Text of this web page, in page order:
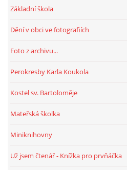
HRY, KVÍZY, VZDĚLÁVÁNÍ ON-LINE
© 2026 eStránky.cz | RSS|WebSlice
Základní škola
Dění v obci ve fotografiích
Foto z archivu...
Perokresby Karla Koukola
Kostel sv. Bartoloměje
Mateřská školka
Miniknihovny
Už jsem čtenář - Knížka pro prvňáčka